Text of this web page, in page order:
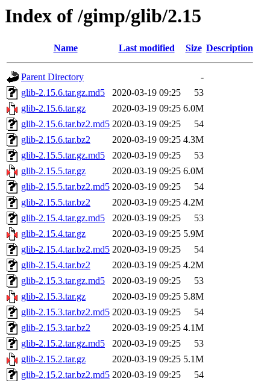
Index of /gimp/glib/2.15
Name Last modified Size Description
Parent Directory
-
glib-2.15.6.tar.gz.md5
2020-03-19 09:25
53
glib-2.15.6.tar.gz
2020-03-19 09:25 6.0M
glib-2.15.6.tar.bz2.md5 2020-03-19 09:25
54
glib-2.15.6.tar.bz2
2020-03-19 09:25 4.3M
glib-2.15.5.tar.gz.md5
2020-03-19 09:25
53
glib-2.15.5.tar.gz
2020-03-19 09:25 6.0M
glib-2.15.5.tar.bz2.md5 2020-03-19 09:25
54
glib-2.15.5.tar.bz2
2020-03-19 09:25 4.2M
glib-2.15.4.tar.gz.md5
2020-03-19 09:25
53
glib-2.15.4.tar.gz
2020-03-19 09:25 5.9M
glib-2.15.4.tar.bz2.md5 2020-03-19 09:25
54
glib-2.15.4.tar.bz2
2020-03-19 09:25 4.2M
glib-2.15.3.tar.gz.md5
2020-03-19 09:25
53
glib-2.15.3.tar.gz
2020-03-19 09:25 5.8M
glib-2.15.3.tar.bz2.md5 2020-03-19 09:25
54
glib-2.15.3.tar.bz2
2020-03-19 09:25 4.1M
glib-2.15.2.tar.gz.md5
2020-03-19 09:25
53
glib-2.15.2.tar.gz
2020-03-19 09:25 5.1M
glib-2.15.2.tar.bz2.md5 2020-03-19 09:25
54